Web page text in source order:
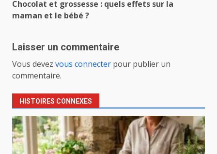
Chocolat et grossesse : quels effets sur la
maman et le bébé ?
Laisser un commentaire
Vous devez vous connecter pour publier un
commentaire.
HISTOIRES CONNEXES